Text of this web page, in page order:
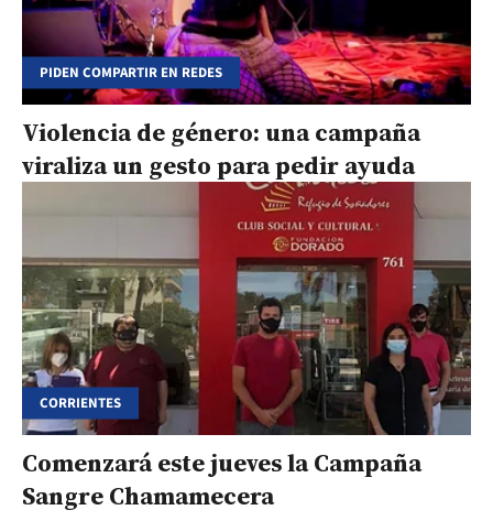
PIDEN COMPARTIR EN REDES
Violencia de género: una campaña
viraliza un gesto para pedir ayuda
CORRIENTES
Comenzará este jueves la Campaña
Sangre Chamamecera